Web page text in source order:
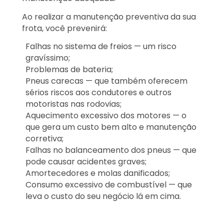
Ao realizar a manutenção preventiva da sua
frota, você prevenirá:
Falhas no sistema de freios — um risco
gravíssimo;
Problemas de bateria;
Pneus carecas — que também oferecem
sérios riscos aos condutores e outros
motoristas nas rodovias;
Aquecimento excessivo dos motores — o
que gera um custo bem alto e manutenção
corretiva;
Falhas no balanceamento dos pneus — que
pode causar acidentes graves;
Amortecedores e molas danificados;
Consumo excessivo de combustível — que
leva o custo do seu negócio lá em cima.